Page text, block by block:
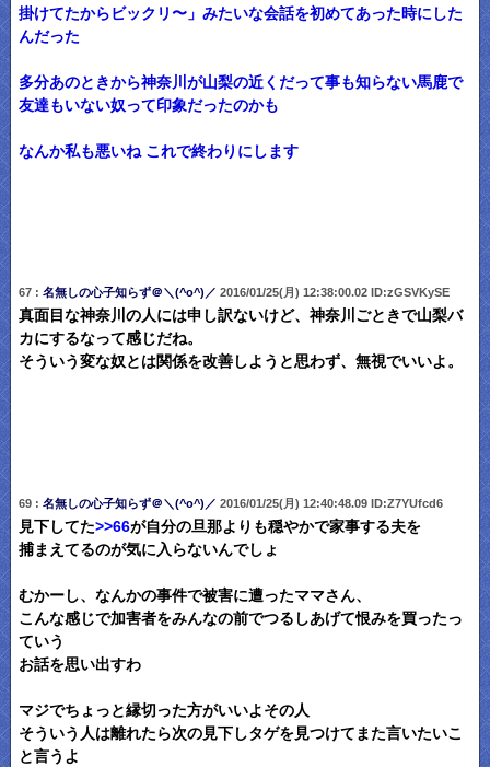
掛けてたからビックリ〜」みたいな会話を初めてあった時にした
んだった
多分あのときから神奈川が山梨の近くだって事も知らない馬鹿で
友達もいない奴って印象だったのかも
なんか私も悪いね これで終わりにします
67 : 名無しの心子知らず＠＼(^o^)／ 2016/01/25(月) 12:38:00.02 ID:zGSVKySE
真面目な神奈川の人には申し訳ないけど、神奈川ごときで山梨バ
カにするなって感じだね。
そういう変な奴とは関係を改善しようと思わず、無視でいいよ。
69 : 名無しの心子知らず＠＼(^o^)／ 2016/01/25(月) 12:40:48.09 ID:Z7YUfcd6
見下してた>>66が自分の旦那よりも穏やかで家事する夫を
捕まえてるのが気に入らないんでしょ
むかーし、なんかの事件で被害に遭ったママさん、
こんな感じで加害者をみんなの前でつるしあげて恨みを買ったっ
ていう
お話を思い出すわ
マジでちょっと縁切った方がいいよその人
そういう人は離れたら次の見下しタゲを見つけてまた言いたいこ
と言うよ